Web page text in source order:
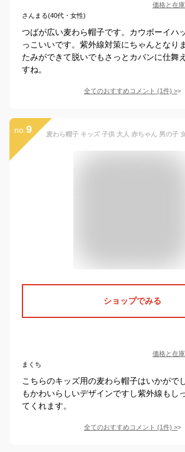
価格と在
さんまる(40代・女性)
つばが広い麦わら帽子です。カウボーイハ
っこいいです。紫外線対策にちゃんとなり
たみができて脱いでもさっとカバンに仕舞
すね。
全てのおすすめコメント (1件) >
no. 9
ショップでみる
価格と在
まくち
こちらのキッズ用の麦わら帽子はいかがで
もかわいらしいデザインですし紫外線もし
てくれます。
全てのおすすめコメント (1件) >